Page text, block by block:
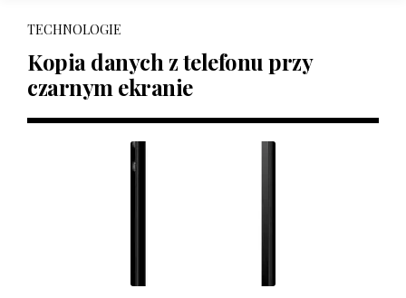
TECHNOLOGIE
Kopia danych z telefonu przy
czarnym ekranie